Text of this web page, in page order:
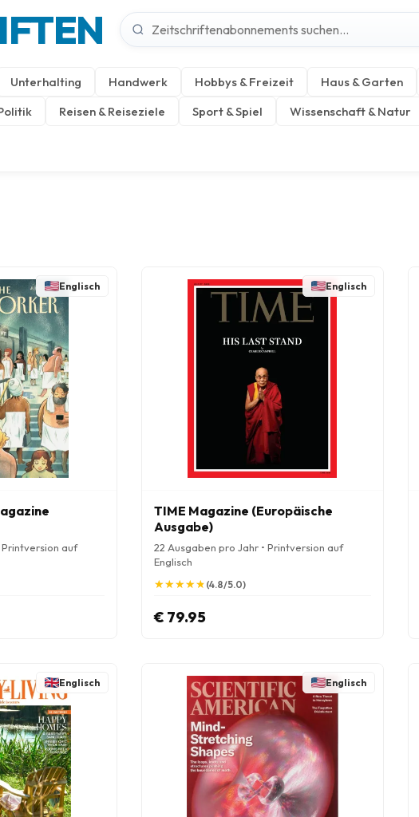
Unterhalting Handwerk Hobbys & Freizeit Haus & Garten
Reisen & Reiseziele Sport & Spiel Wissenschaft & Natur
Englisch
Printversion auf
Englisch
TIME Magazine (Europäische
Ausgabe)
22 Ausgaben pro Jahr • Printversion auf
Englisch
★
★★
★★
★★
★★
★ (4.8/5.0)
€ 79.95
Englisch Englisch